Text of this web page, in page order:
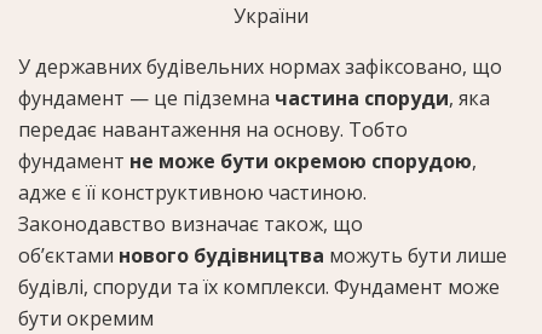
України
У державних будівельних нормах зафіксовано, що
фундамент — це підземна частина споруди, яка
передає навантаження на основу. Тобто
фундамент не може бути окремою спорудою,
адже є її конструктивною частиною.
Законодавство визначає також, що
об’єктами нового будівництва можуть бути лише
будівлі, споруди та їх комплекси. Фундамент може
бути окремим